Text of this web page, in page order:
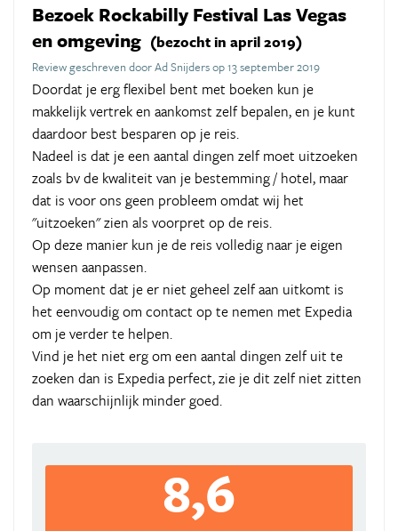
Bezoek Rockabilly Festival Las Vegas
en omgeving (bezocht in april 2019)
Review geschreven door Ad Snijders op 13 september 2019
Doordat je erg flexibel bent met boeken kun je
makkelijk vertrek en aankomst zelf bepalen, en je kunt
daardoor best besparen op je reis.
Nadeel is dat je een aantal dingen zelf moet uitzoeken
zoals bv de kwaliteit van je bestemming / hotel, maar
dat is voor ons geen probleem omdat wij het
"uitzoeken" zien als voorpret op de reis.
Op deze manier kun je de reis volledig naar je eigen
wensen aanpassen.
Op moment dat je er niet geheel zelf aan uitkomt is
het eenvoudig om contact op te nemen met Expedia
om je verder te helpen.
Vind je het niet erg om een aantal dingen zelf uit te
zoeken dan is Expedia perfect, zie je dit zelf niet zitten
dan waarschijnlijk minder goed.
8,6